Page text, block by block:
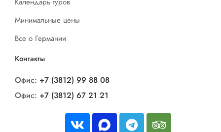
Минимальные цены
Все о Германии
Контакты
Офис: +7 (3812) 99 88 08
Офис: +7 (3812) 67 21 21